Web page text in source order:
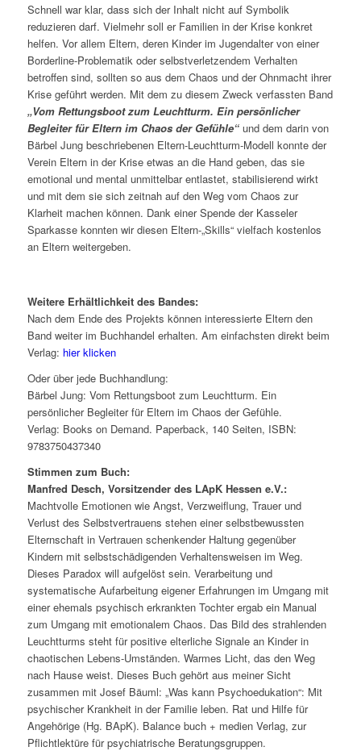
Schnell war klar, dass sich der Inhalt nicht auf Symbolik
reduzieren darf. Vielmehr soll er Familien in der Krise konkret
helfen. Vor allem Eltern, deren Kinder im Jugendalter von einer
Borderline-Problematik oder selbstverletzendem Verhalten
betroffen sind, sollten so aus dem Chaos und der Ohnmacht ihrer
Krise geführt werden. Mit dem zu diesem Zweck verfassten Band
„Vom Rettungsboot zum Leuchtturm. Ein persönlicher
Begleiter für Eltern im Chaos der Gefühle“und dem darin von
Bärbel Jung beschriebenen Eltern-Leuchtturm-Modell konnte der
Verein Eltern in der Krise etwas an die Hand geben, das sie
emotional und mental unmittelbar entlastet, stabilisierend wirkt
und mit dem sie sich zeitnah auf den Weg vom Chaos zur
Klarheit machen können. Dank einer Spende der Kasseler
Sparkasse konnten wir diesen Eltern-„Skills“ vielfach kostenlos
an Eltern weitergeben.
Weitere Erhältlichkeit des Bandes:
Nach dem Ende des Projekts können interessierte Eltern den
Band weiter im Buchhandel erhalten. Am einfachsten direkt beim
Verlag: hier klicken
Oder über jede Buchhandlung:
Bärbel Jung: Vom Rettungsboot zum Leuchtturm. Ein
persönlicher Begleiter für Eltern im Chaos der Gefühle.
Verlag: Books on Demand. Paperback, 140 Seiten, ISBN:
9783750437340
Stimmen zum Buch:
Manfred Desch, Vorsitzender des LApK Hessen e.V.:
Machtvolle Emotionen wie Angst, Verzweiflung, Trauer und
Verlust des Selbstvertrauens stehen einer selbstbewussten
Elternschaft in Vertrauen schenkender Haltung gegenüber
Kindern mit selbstschädigenden Verhaltensweisen im Weg.
Dieses Paradox will aufgelöst sein. Verarbeitung und
systematische Aufarbeitung eigener Erfahrungen im Umgang mit
einer ehemals psychisch erkrankten Tochter ergab ein Manual
zum Umgang mit emotionalem Chaos. Das Bild des strahlenden
Leuchtturms steht für positive elterliche Signale an Kinder in
chaotischen Lebens-Umständen. Warmes Licht, das den Weg
nach Hause weist. Dieses Buch gehört aus meiner Sicht
zusammen mit Josef Bäuml: „Was kann Psychoedukation“: Mit
psychischer Krankheit in der Familie leben. Rat und Hilfe für
Angehörige (Hg. BApK). Balance buch + medien Verlag, zur
Pflichtlektüre für psychiatrische Beratungsgruppen.